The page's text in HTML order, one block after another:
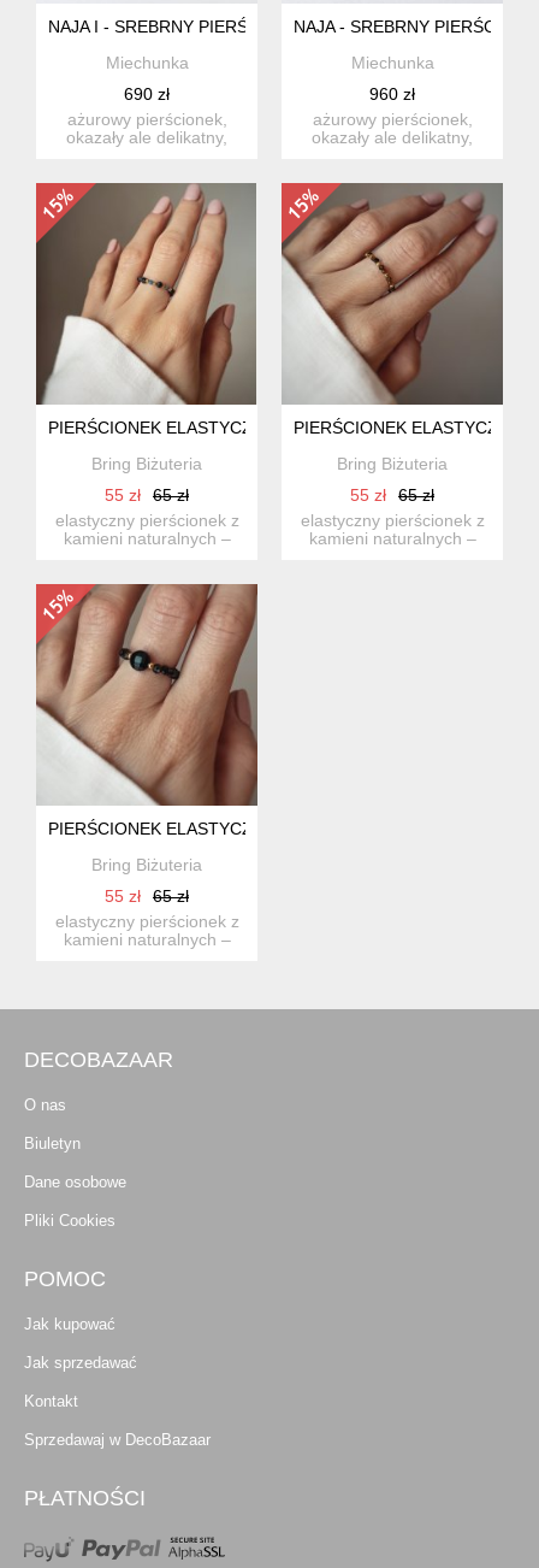
NAJA I - SREBRNY PIERŚCIONEK ZE SPINELAMI
Miechunka
690 zł
ażurowy pierścionek,
okazały ale delikatny,
NAJA - SREBRNY
Miechunka
960 zł
ażurowy pierścionek,
okazały ale delikatny,
PIERŚCIONEK ELASTYCZNY KAMIENIE NATURALNE SPINEL
Bring Biżuteria
55 zł
65 zł
elastyczny pierścionek z
kamieni naturalnych –
PIERŚCIONEK ELASTYCZNY
Bring Biżuteria
55 zł
65 zł
elastyczny pierścionek z
kamieni naturalnych –
PIERŚCIONEK ELASTYCZNY KAMIENIE NATURALNE SPINEL
Bring Biżuteria
55 zł
65 zł
elastyczny pierścionek z
kamieni naturalnych –
DECOBAZAAR
O nas
Biuletyn
Dane osobowe
Pliki Cookies
POMOC
Jak kupować
Jak sprzedawać
Kontakt
Sprzedawaj w DecoBazaar
PŁATNOŚCI